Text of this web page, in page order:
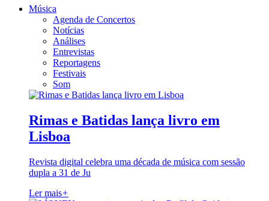
Música
Agenda de Concertos
Notícias
Análises
Entrevistas
Reportagens
Festivais
Som
Rimas e Batidas lança livro em
Lisboa
Revista digital celebra uma década de música com sessão
dupla a 31 de Ju
Ler mais+